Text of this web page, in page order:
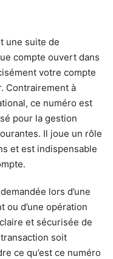
une suite de
compte ouvert dans
votre compte
Contrairement à
ce numéro est
pour la gestion
Il joue un rôle
et est indispensable
lors d’une
ou d’une opération
et sécurisée de
soit
ce qu’est ce numéro